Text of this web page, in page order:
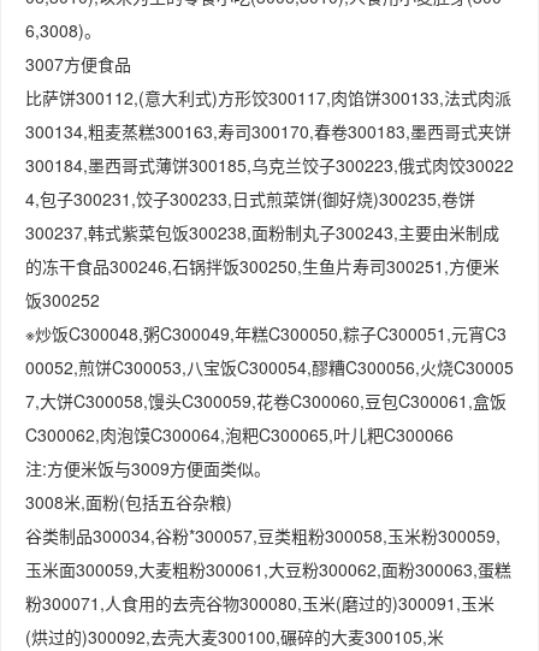
6,3008)。
3007方便食品
比萨饼300112,(意大利式)方形饺300117,肉馅饼300133,法式肉派
300134,粗麦蒸糕300163,寿司300170,春卷300183,墨西哥式夹饼
300184,墨西哥式薄饼300185,乌克兰饺子300223,俄式肉饺30022
4,包子300231,饺子300233,日式煎菜饼(御好烧)300235,卷饼
300237,韩式紫菜包饭300238,面粉制丸子300243,主要由米制成
的冻干食品300246,石锅拌饭300250,生鱼片寿司300251,方便米
饭300252
※炒饭C300048,粥C300049,年糕C300050,粽子C300051,元宵C3
00052,煎饼C300053,八宝饭C300054,醪糟C300056,火烧C30005
7,大饼C300058,馒头C300059,花卷C300060,豆包C300061,盒饭
C300062,肉泡馍C300064,泡粑C300065,叶儿粑C300066
注:方便米饭与3009方便面类似。
3008米,面粉(包括五谷杂粮)
谷类制品300034,谷粉*300057,豆类粗粉300058,玉米粉300059,
玉米面300059,大麦粗粉300061,大豆粉300062,面粉300063,蛋糕
粉300071,人食用的去壳谷物300080,玉米(磨过的)300091,玉米
(烘过的)300092,去壳大麦300100,碾碎的大麦300105,米